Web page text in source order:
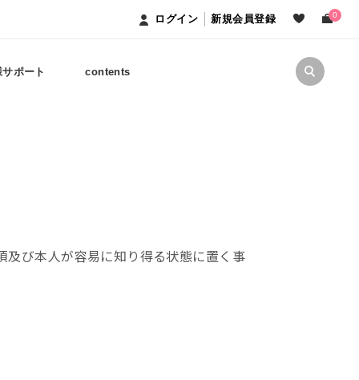
ログイン 新規会員登録 0
ポート contents
び本人が容易に知り得る状態に置く事